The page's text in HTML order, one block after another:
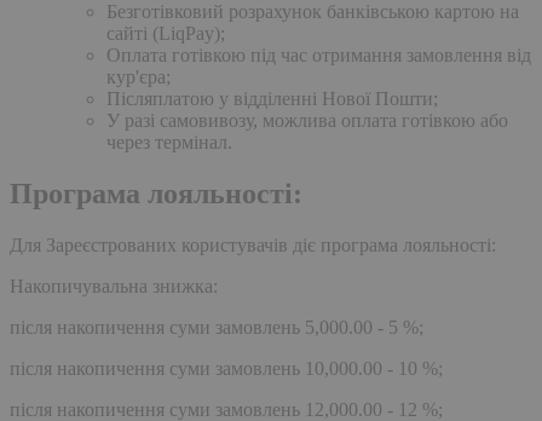
Безготівковий розрахунок банківською картою на
сайті (LiqPay);
Оплата готівкою під час отримання замовлення від
кур'єра;
Післяплатою у відділенні Нової Пошти;
У разі самовивозу, можлива оплата готівкою або
через термінал.
Програма лояльності:
Для Зареєстрованих користувачів діє програма лояльності:
Накопичувальна знижка:
після накопичення суми замовлень 5,000.00 - 5 %;
після накопичення суми замовлень 10,000.00 - 10 %;
після накопичення суми замовлень 12,000.00 - 12 %;